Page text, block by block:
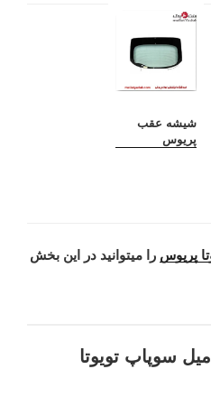
شیشه عقب
پریوس
پریوس را میتوانید در این بخش
سوپاپ تویوتا